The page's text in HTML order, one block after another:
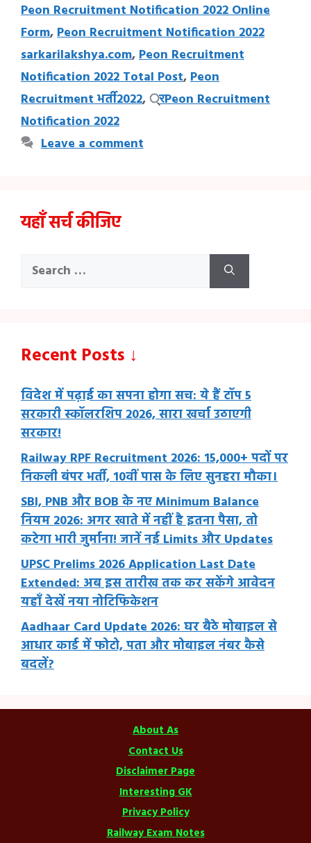
Peon Recruitment Notification 2022 Online
Form,Peon Recruitment Notification 2022
sarkarilakshya.com,Peon Recruitment
Notification 2022 Total Post,Peon
Recruitment भर्ती2022,्रPeon Recruitment
Notification 2022
Leave a comment
यहाँ सर्च कीजिए
Search
Recent Posts ↓
विदेश में पढ़ाई का सपना होगा सच: ये हैं टॉप 5
सरकारी स्कॉलरशिप 2026, सारा खर्चा उठाएगी
सरकार!
Railway RPF Recruitment 2026: 15,000+ पदों पर
निकली बंपर भर्ती, 10वीं पास के लिए सुनहरा मौका।
SBI, PNB और BOB के नए Minimum Balance
नियम 2026: अगर खाते में नहीं है इतना पैसा, तो
कटेगा भारी जुर्माना! जानें नई Limits और Updates
UPSC Prelims 2026 Application Last Date
Extended: अब इस तारीख तक कर सकेंगे आवेदन
यहाँ देखें नया नोटिफिकेशन
Aadhaar Card Update 2026: घर बैठे मोबाइल से
आधार कार्ड में फोटो, पता और मोबाइल नंबर कैसे
बदलें?
About As
Contact Us
Disclaimer Page
Interesting GK
Privacy Policy
Railway Exam Notes